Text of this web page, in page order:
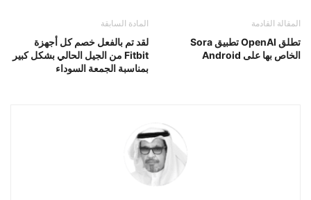
المادة السابقة
لقد تم بالفعل خصم كل أجهزة
Fitbit من الجيل الحالي بشكل كبير
بمناسبة الجمعة السوداء
المقالة القادمة
تطلق OpenAI تطبيق Sora
الخاص بها على Android